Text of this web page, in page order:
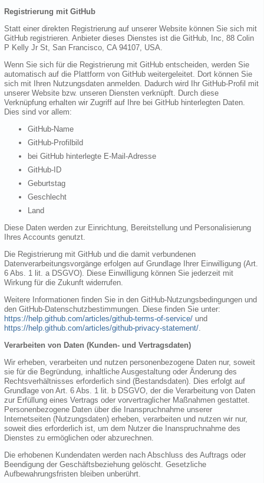
Registrierung mit GitHub
Statt einer direkten Registrierung auf unserer Website können Sie sich mit
GitHub registrieren. Anbieter dieses Dienstes ist die GitHub, Inc, 88 Colin
P Kelly Jr St, San Francisco, CA 94107, USA.
Wenn Sie sich für die Registrierung mit GitHub entscheiden, werden Sie
automatisch auf die Plattform von GitHub weitergeleitet. Dort können Sie
sich mit Ihren Nutzungsdaten anmelden. Dadurch wird Ihr GitHub-Profil mit
unserer Website bzw. unseren Diensten verknüpft. Durch diese
Verknüpfung erhalten wir Zugriff auf Ihre bei GitHub hinterlegten Daten.
Dies sind vor allem:
GitHub-Name
GitHub-Profilbild
bei GitHub hinterlegte E-Mail-Adresse
GitHub-ID
Geburtstag
Geschlecht
Land
Diese Daten werden zur Einrichtung, Bereitstellung und Personalisierung
Ihres Accounts genutzt.
Die Registrierung mit GitHub und die damit verbundenen
Datenverarbeitungsvorgänge erfolgen auf Grundlage Ihrer Einwilligung (Art.
6 Abs. 1 lit. a DSGVO). Diese Einwilligung können Sie jederzeit mit
Wirkung für die Zukunft widerrufen.
Weitere Informationen finden Sie in den GitHub-Nutzungsbedingungen und
den GitHub-Datenschutzbestimmungen. Diese finden Sie unter:
https://help.github.com/articles/github-terms-of-service/ und
https://help.github.com/articles/github-privacy-statement/.
Verarbeiten von Daten (Kunden- und Vertragsdaten)
Wir erheben, verarbeiten und nutzen personenbezogene Daten nur, soweit
sie für die Begründung, inhaltliche Ausgestaltung oder Änderung des
Rechtsverhältnisses erforderlich sind (Bestandsdaten). Dies erfolgt auf
Grundlage von Art. 6 Abs. 1 lit. b DSGVO, der die Verarbeitung von Daten
zur Erfüllung eines Vertrags oder vorvertraglicher Maßnahmen gestattet.
Personenbezogene Daten über die Inanspruchnahme unserer
Internetseiten (Nutzungsdaten) erheben, verarbeiten und nutzen wir nur,
soweit dies erforderlich ist, um dem Nutzer die Inanspruchnahme des
Dienstes zu ermöglichen oder abzurechnen.
Die erhobenen Kundendaten werden nach Abschluss des Auftrags oder
Beendigung der Geschäftsbeziehung gelöscht. Gesetzliche
Aufbewahrungsfristen bleiben unberührt.